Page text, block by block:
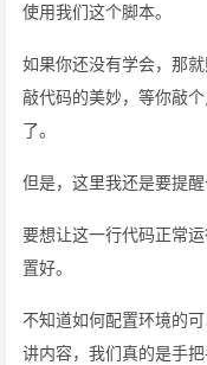
使用我们这个脚本。
如果你还没有学会，那
敲代码的美妙，等你敲
了。
但是，这里我还是要提醒
要想让这一行代码正常
置好。
不知道如何配置环境的
讲内容，我们真的是手